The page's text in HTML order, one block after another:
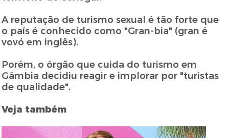
A reputação de turismo sexual é tão forte que
o país é conhecido como "Gran-bia" (gran é
vovó em inglês).
Porém, o órgão que cuida do turismo em
Gâmbia decidiu reagir e implorar por "turistas
de qualidade".
Veja também